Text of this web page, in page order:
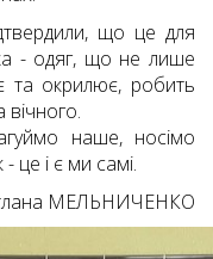
що це для
- одяг, що не лише
та окрилює, робить
наше, носімо
це і є ми самі.
МЕЛЬНИЧЕНКО